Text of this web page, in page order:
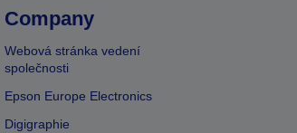
Company
Webová stránka vedení
společnosti
Epson Europe Electronics
Digigraphie